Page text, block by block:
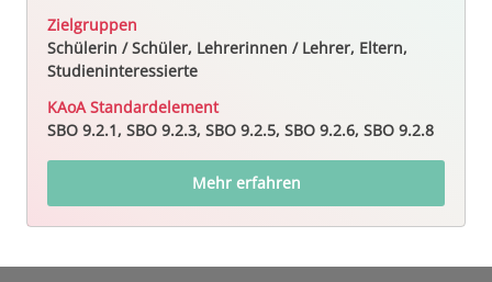
Zielgruppen
Schülerin / Schüler, Lehrerinnen / Lehrer, Eltern,
Studieninteressierte
KAoA Standardelement
SBO 9.2.1, SBO 9.2.3, SBO 9.2.5, SBO 9.2.6, SBO 9.2.8
Mehr erfahren